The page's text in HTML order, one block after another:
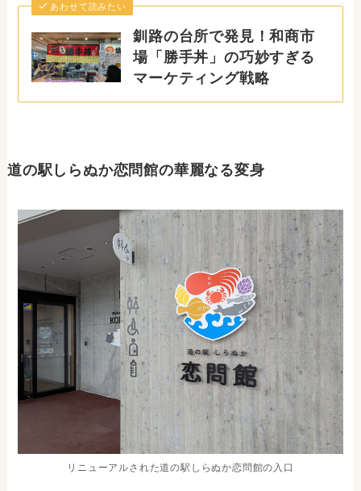
あわせて読みたい
釧路の台所で発見！和商市
場「勝手丼」の巧妙すぎる
マーケティング戦略
道の駅しらぬか恋問館の華麗なる変身
リニューアルされた道の駅しらぬか恋問館の入口